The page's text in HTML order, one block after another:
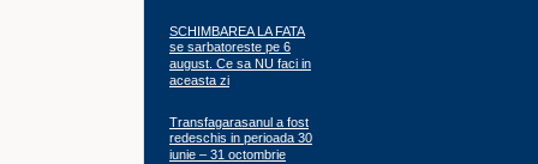
SCHIMBAREA LA FATA
se sarbatoreste pe 6
august. Ce sa NU faci in
aceasta zi
Transfagarasanul a fost
redeschis in perioada 30
iunie – 31 octombrie